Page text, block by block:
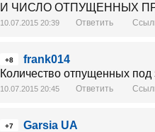
И ЧИСЛО ОТПУЩЕННЫХ
10.07.2015 20:39 Ответить
+8
frank014
Количество отпущенных под
10.07.2015 20:45 Ответить
+7 Garsia UA